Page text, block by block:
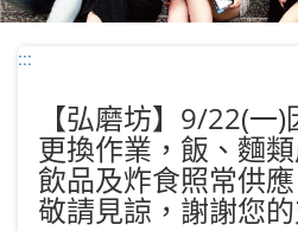
:::
【弘磨坊】9/22(一
更換作業，飯、麵
飲品及炸食照常供
敬請見諒，謝謝您的